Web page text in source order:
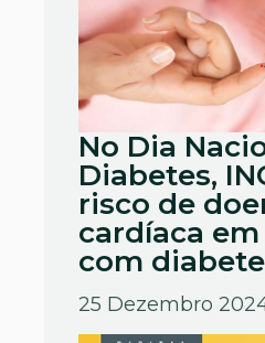
No Dia
Diabetes,
risco de
cardíaca
com
25 Dezembro